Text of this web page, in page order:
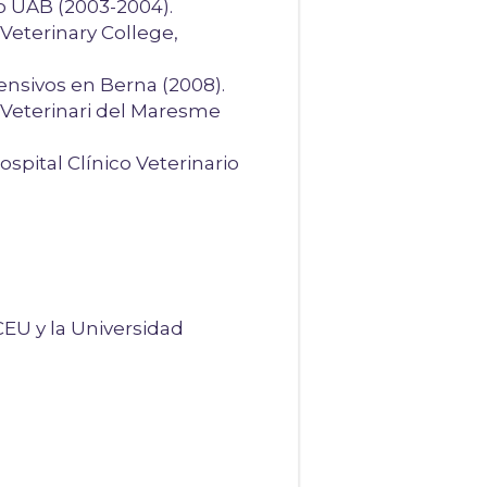
(2003-2004).
College,
en Berna (2008).
del Maresme
Clínico Veterinario
y la Universidad